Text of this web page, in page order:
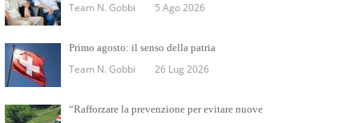
Team N. Gobbi 5 Ago 2026
Primo agosto: il senso della patria
Team N. Gobbi 26 Lug 2026
“Rafforzare la prevenzione per evitare nuove